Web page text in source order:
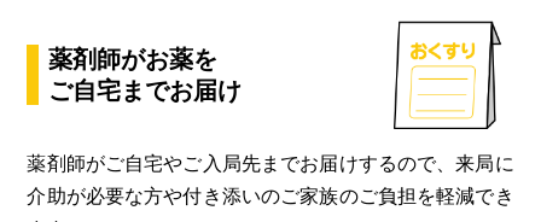
薬剤師がお薬を
ご自宅までお届け
薬剤師がご自宅やご入局先までお届けするので、来局に
介助が必要な方や付き添いのご家族のご負担を軽減でき